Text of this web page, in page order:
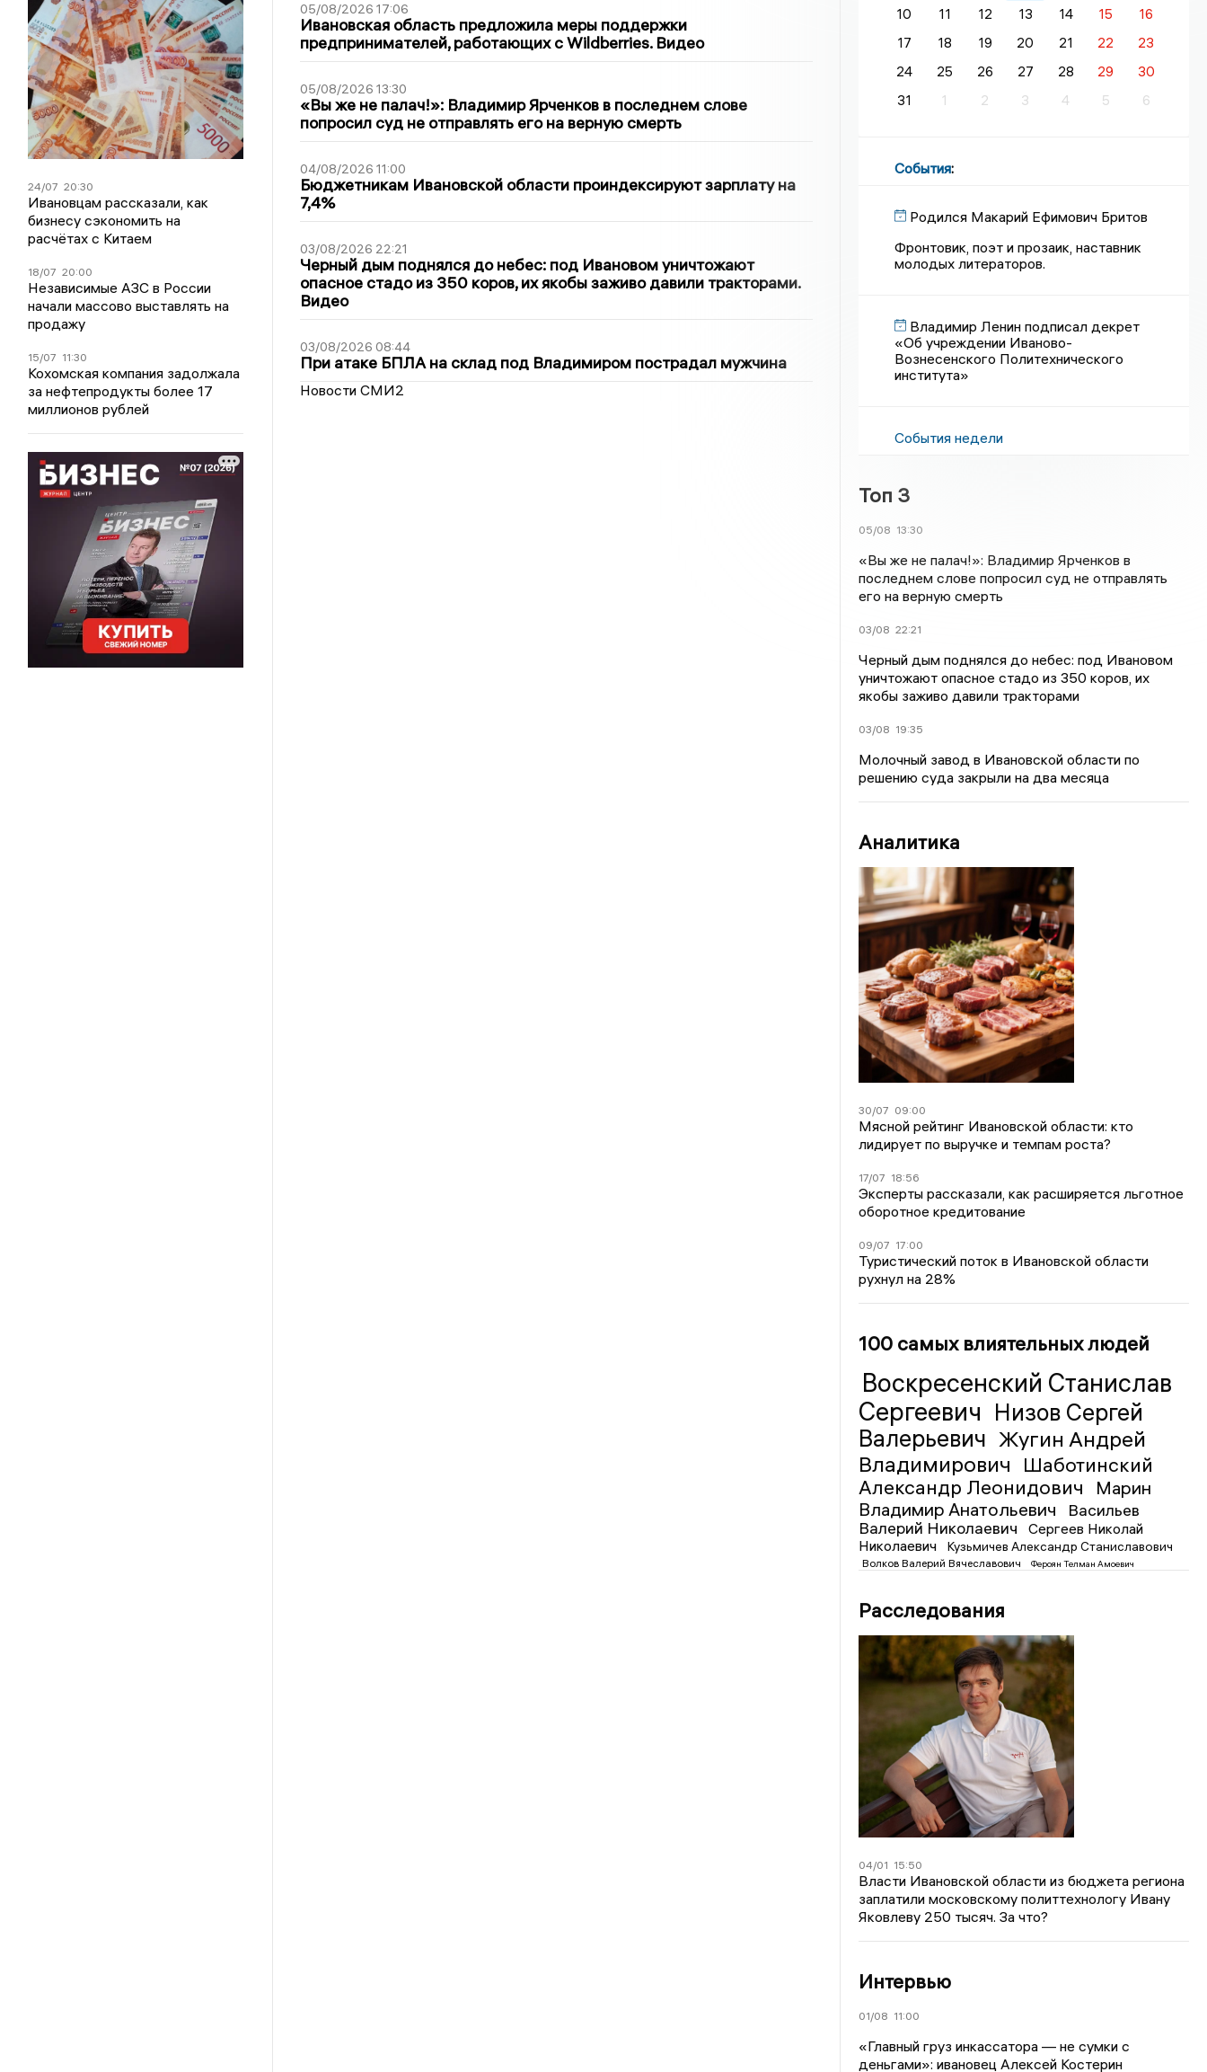
24/07 20:30
Ивановцам рассказали, как
бизнесу сэкономить на
расчётах с Китаем
18/07 20:00
Независимые АЗС в России
начали массово выставлять на
продажу
15/07 11:30
Кохомская компания задолжала
за нефтепродукты более 17
миллионов рублей
05/08/2026 17:06
Ивановская область предложила меры поддержки
предпринимателей, работающих с Wildberries. Видео
05/08/2026 13:30
«Вы же не палач!»: Владимир Ярченков в последнем слове
попросил суд не отправлять его на верную смерть
04/08/2026 11:00
Бюджетникам Ивановской области проиндексируют зарплату на
7,4%
03/08/2026 22:21
Черный дым поднялся до небес: под Ивановом уничтожают
опасное стадо из 350 коров, их якобы заживо давили тракторами.
Видео
03/08/2026 08:44
При атаке БПЛА на склад под Владимиром пострадал мужчина
Новости СМИ2
10
11 12 13 14 15
16
17
18 19 20 21 22
23
24
25 26 27 28 29
30
31
1 2 3 4 5 6
События:
Родился Макарий Ефимович Бритов
Фронтовик, поэт и прозаик, наставник
молодых литераторов.
Владимир Ленин подписал декрет
«Об учреждении Иваново-
Вознесенского Политехнического
института»
События недели
Топ 3
05/08 13:30
«Вы же не палач!»: Владимир Ярченков в
последнем слове попросил суд не отправлять
его на верную смерть
03/08 22:21
Черный дым поднялся до небес: под Ивановом
уничтожают опасное стадо из 350 коров, их
якобы заживо давили тракторами
03/08 19:35
Молочный завод в Ивановской области по
решению суда закрыли на два месяца
Аналитика
30/07 09:00
Мясной рейтинг Ивановской области: кто
лидирует по выручке и темпам роста?
17/07 18:56
Эксперты рассказали, как расширяется льготное
оборотное кредитование
09/07 17:00
Туристический поток в Ивановской области
рухнул на 28%
100 самых влиятельных людей
Воскресенский Станислав
Сергеевич Низов Сергей
Валерьевич Жугин Андрей
Владимирович
Шаботинский
Александр Леонидович
Марин
Владимир Анатольевич
Васильев
Валерий Николаевич
Сергеев Николай
Николаевич
Кузьмичев Александр Станиславович
Волков Валерий Вячеславович Фероян Телман Амоевич
Расследования
04/01 15:50
Власти Ивановской области из бюджета региона
заплатили московскому политтехнологу Ивану
Яковлеву 250 тысяч. За что?
Интервью
01/08 11:00
«Главный груз инкассатора — не сумки с
деньгами»: ивановец Алексей Костерин